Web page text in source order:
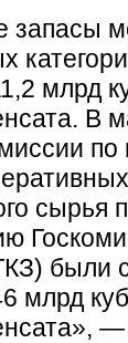
запасы
млрд
В
были
млрд